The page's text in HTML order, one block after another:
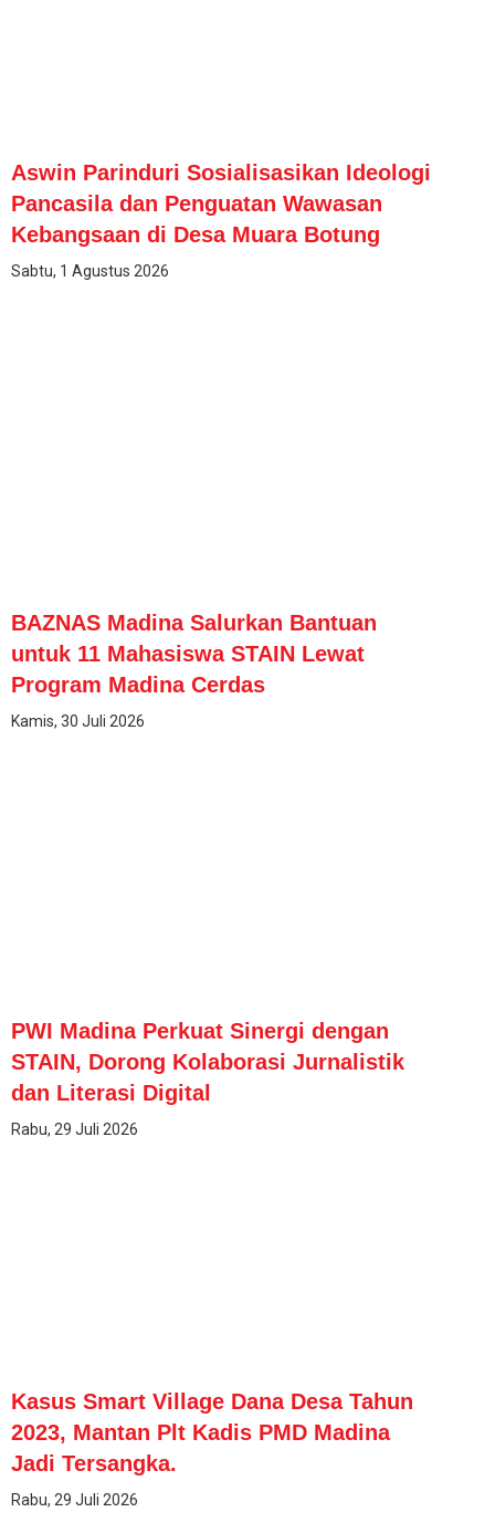
Aswin Parinduri Sosialisasikan Ideologi
Pancasila dan Penguatan Wawasan
Kebangsaan di Desa Muara Botung
Sabtu, 1 Agustus 2026
BAZNAS Madina Salurkan Bantuan
untuk 11 Mahasiswa STAIN Lewat
Program Madina Cerdas
Kamis, 30 Juli 2026
PWI Madina Perkuat Sinergi dengan
STAIN, Dorong Kolaborasi Jurnalistik
dan Literasi Digital
Rabu, 29 Juli 2026
Kasus Smart Village Dana Desa Tahun
2023, Mantan Plt Kadis PMD Madina
Jadi Tersangka.
Rabu, 29 Juli 2026